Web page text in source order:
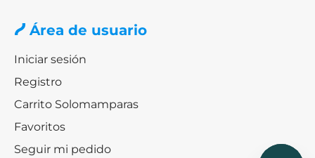
Área de usuario
Iniciar sesión
Registro
Carrito Solomamparas
Favoritos
Seguir mi pedido